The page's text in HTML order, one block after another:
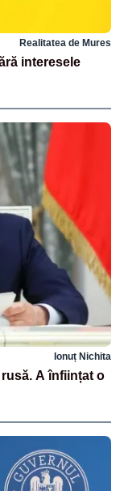
Realitatea de Mures
interesele
Ionuț Nichita
A înființat o